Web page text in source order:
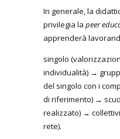
In generale, la
privilegia la peer
apprenderà
singolo
individualità) →
del singolo con i
di riferimento) →
realizzato) →
rete).